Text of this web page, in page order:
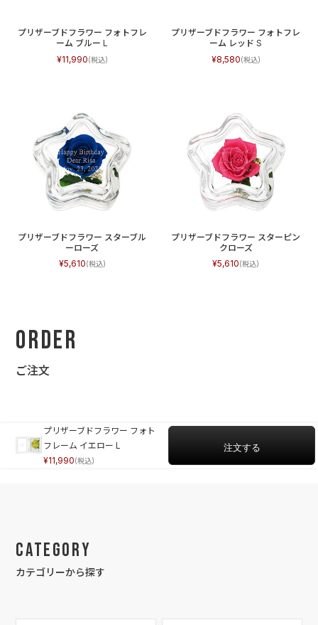
プリザーブドフラワー フォトフレ
ーム ブルー L
11,990
プリザーブドフラワー フォトフレ
ーム レッド S
8,580
プリザーブドフラワー スターブル
ーローズ
5,610
プリザーブドフラワー スターピン
クローズ
5,610
Order
ご注文
プリザーブドフラワー フォト
フレーム イエロー L
11,990
Category
カテゴリーから探す